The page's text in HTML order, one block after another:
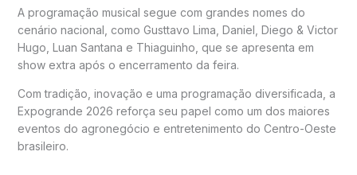
A programação musical segue com grandes nomes do
cenário nacional, como Gusttavo Lima, Daniel, Diego & Victor
Hugo, Luan Santana e Thiaguinho, que se apresenta em
show extra após o encerramento da feira.
Com tradição, inovação e uma programação diversificada, a
Expogrande 2026 reforça seu papel como um dos maiores
eventos do agronegócio e entretenimento do Centro-Oeste
brasileiro.